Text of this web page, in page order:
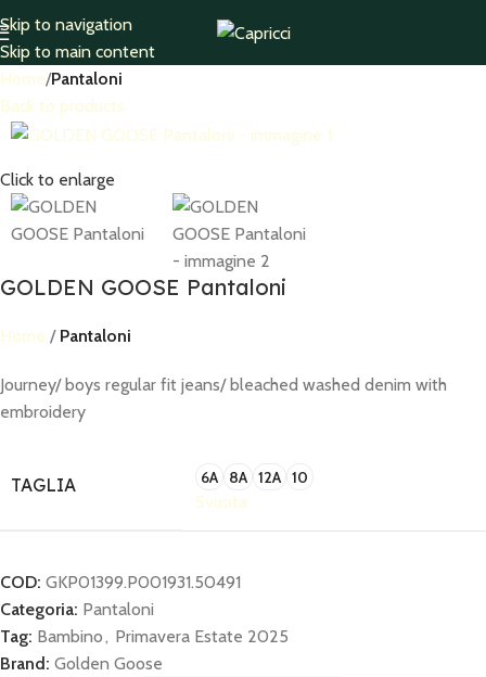
Skip to navigation
Skip to main content
Home Pantaloni
Back to products
Click to enlarge
GOLDEN GOOSE Pantaloni
Home Pantaloni
Journey/ boys regular fit jeans/ bleached washed denim with
embroidery
TAGLIA 6A 8A 12A 10
Svuota
COD: GKP01399.P001931.50491
Categoria: Pantaloni
Tag: Bambino, Primavera Estate 2025
Brand: Golden Goose